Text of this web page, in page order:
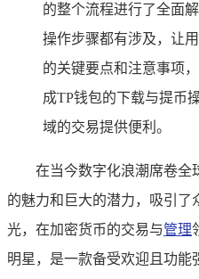
的整个流程进行了全面
操作步骤都有涉及，让
的关键要点和注意事项
成TP钱包的下载与提币
域的交易提供便利。
在当今数字化浪潮席卷全
的魅力和巨大的潜力，吸引了
光，在加密货币的交易与管理
明星，是一款备受欢迎且功